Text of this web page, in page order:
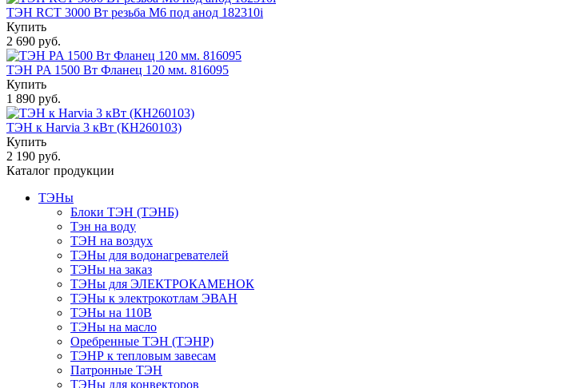
ТЭН RCT 3000 Вт резьба M6 под анод 182310i
Купить
2 690 руб.
ТЭН PA 1500 Вт Фланец 120 мм. 816095
Купить
1 890 руб.
ТЭН к Harvia 3 кВт (КН260103)
Купить
2 190 руб.
Каталог продукции
ТЭНы
Блоки ТЭН (ТЭНБ)
Тэн на воду
ТЭН на воздух
ТЭНы для водонагревателей
ТЭНы на заказ
ТЭНы для ЭЛЕКТРОКАМЕНОК
ТЭНы к электрокотлам ЭВАН
ТЭНы на 110В
ТЭНы на масло
Оребренные ТЭН (ТЭНР)
ТЭНР к тепловым завесам
Патронные ТЭН
ТЭНы для конвекторов